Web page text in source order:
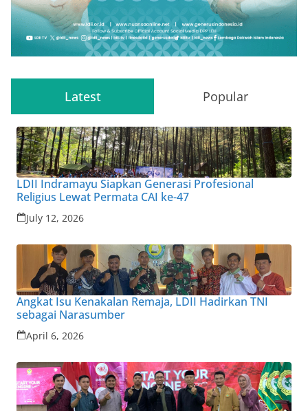
Latest Popular
LDII Indramayu Siapkan Generasi Profesional
Religius Lewat Permata CAI ke-47
July 12, 2026
Angkat Isu Kenakalan Remaja, LDII Hadirkan TNI
sebagai Narasumber
April 6, 2026